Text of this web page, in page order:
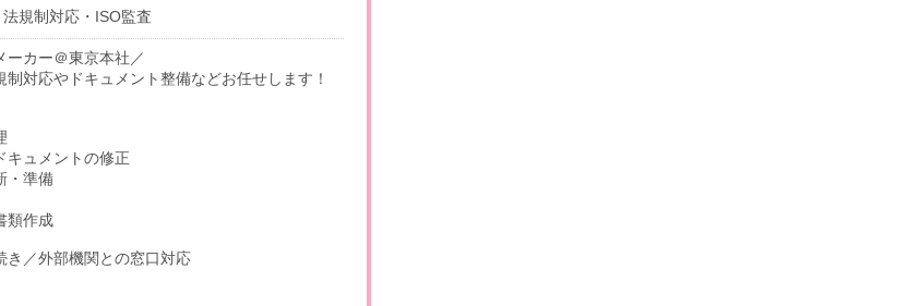
規制対応・ISO監査
ーカー＠東京本社／
対応やドキュメント整備などお任せします！
キュメントの修正
・準備
類作成
／外部機関との窓口対応